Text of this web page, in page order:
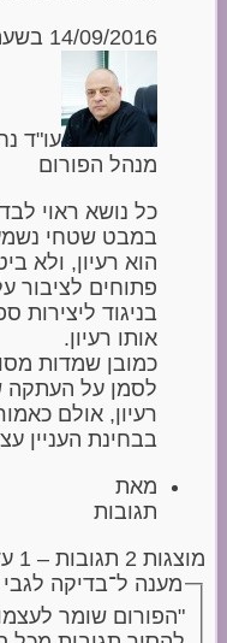
14/09/2016 בשעה 20:10
עו"ד
מנהל הפורום
כל נושא ראוי
במבט שטחי
הוא רעיון, ולא
פתוחים לציבור
בניגוד ליצירות
אותו רעיון.
כמובן שמדות
לסמן על העתקה
רעיון, אולם
בבחינת העניין
מאת
תגובות
מוצגות 2 תגובות – 1 עד 2 (מתוך 2 סה״כ)
מענה ל־בדיקה
"הפורום שומר